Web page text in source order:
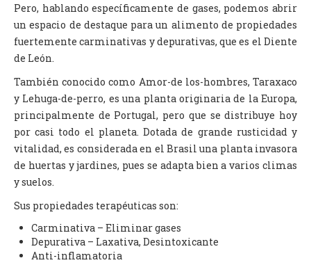
Pero, hablando específicamente de gases, podemos abrir
un espacio de destaque para un alimento de propiedades
fuertemente carminativas y depurativas, que es el Diente
de León.
También conocido como Amor-de los-hombres, Taraxaco
y Lehuga-de-perro, es una planta originaria de la Europa,
principalmente de Portugal, pero que se distribuye hoy
por casi todo el planeta. Dotada de grande rusticidad y
vitalidad, es considerada en el Brasil una planta invasora
de huertas y jardines, pues se adapta bien a varios climas
y suelos.
Sus propiedades terapéuticas son:
Carminativa – Eliminar gases
Depurativa – Laxativa, Desintoxicante
Anti-inflamatoria